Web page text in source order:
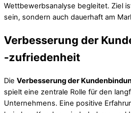
Wettbewerbsanalyse begleitet. Ziel
sein, sondern auch dauerhaft am
Verbesserung der
-zufriedenheit
Die Verbesserung der
spielt eine zentrale Rolle für den
Unternehmens. Eine positive